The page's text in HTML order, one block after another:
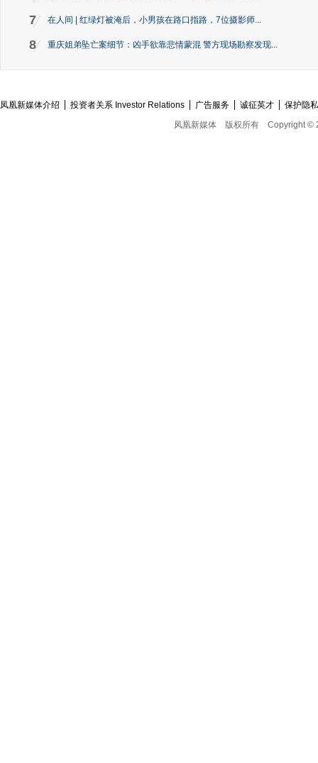
7 在人间 | 红绿灯被淹后，小男孩在路口指路，7位摄影师...
8 重庆姐弟坠亡案细节：凶手欲靠悲情蒙混 警方现场勘察发现...
凤凰新媒体介绍 投资者关系 Investor Relations 广告服务 诚征英才
保护隐
凤凰新媒体
版权所有 Copyright ©